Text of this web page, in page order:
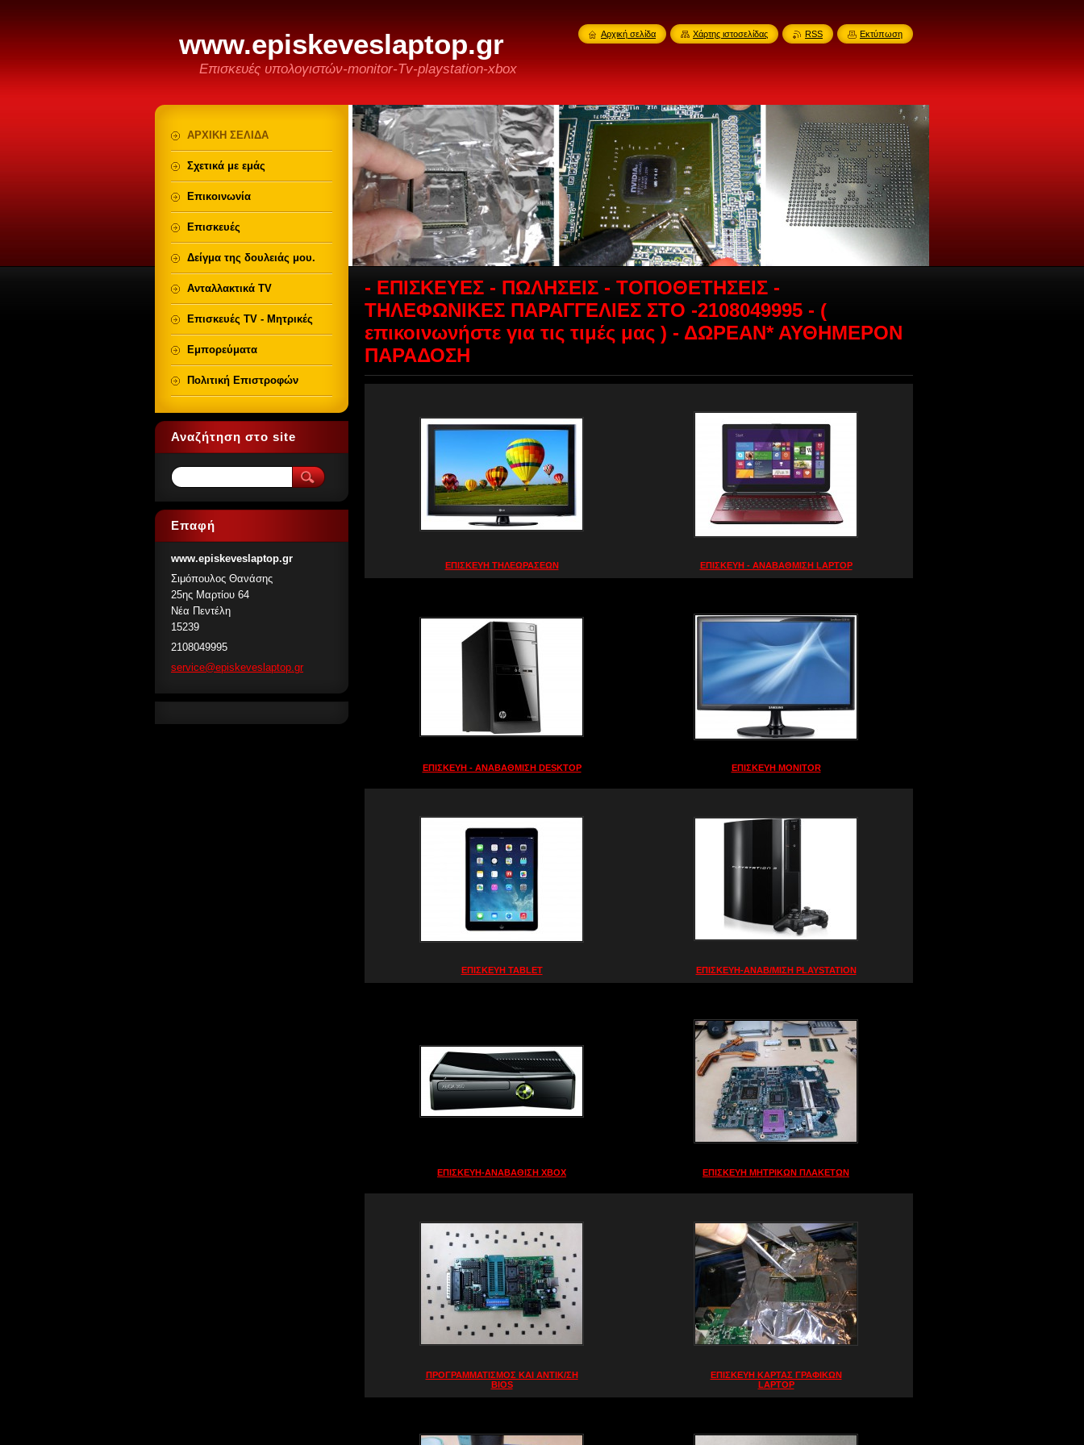
www.episkeveslaptop.gr
Επισκευές υπολογιστών-monitor-Tv-playstation-xbox
- ΕΠΙΣΚΕΥΕΣ - ΠΩΛΗΣΕΙΣ - ΤΟΠΟΘΕΤΗΣΕΙΣ -
ΤΗΛΕΦΩΝΙΚΕΣ ΠΑΡΑΓΓΕΛΙΕΣ ΣΤΟ -2108049995 - (
επικοινωνήστε για τις τιμές μας ) - ΔΩΡΕΑΝ* ΑΥΘΗΜΕΡΟΝ
ΠΑΡΑΔΟΣΗ
ΕΠΙΣΚΕΥΗ ΤΗΛΕΩΡΑΣΕΩΝ ΕΠΙΣΚΕΥΗ - ΑΝΑΒΑΘΜΙΣΗ LAPTOP
ΕΠΙΣΚΕΥΗ - ΑΝΑΒΑΘΜΙΣΗ DESKTOP ΕΠΙΣΚΕΥΗ MONITOR
ΕΠΙΣΚΕΥΗ TABLET ΕΠΙΣΚΕΥΗ-ΑΝΑΒ/ΜΙΣΗ PLAYSTATION
ΕΠΙΣΚΕΥΗ-ΑΝΑΒΑΘΙΣΗ ΧΒΟΧ ΕΠΙΣΚΕΥΗ ΜΗΤΡΙΚΩΝ ΠΛΑΚΕΤΩΝ
ΠΡΟΓΡΑΜΜΑΤΙΣΜΟΣ ΚΑΙ ΑΝΤΙΚ/ΣΗ
BIOS
ΕΠΙΣΚΕΥΗ ΚΑΡΤΑΣ ΓΡΑΦΙΚΩΝ
LAPTOP
ΑΡΧΙΚΗ ΣΕΛΙΔΑ
Σχετικά με εμάς
Επικοινωνία
Επισκευές
Δείγμα της δουλειάς μου.
Ανταλλακτικά TV
Επισκευές TV - Μητρικές
Εμπορεύματα
Πολιτική Επιστροφών
Αναζήτηση στο site
Επαφή
www.episkeveslaptop.gr
Σιμόπουλος Θανάσης
25ης Μαρτίου 64
Νέα Πεντέλη
15239
2108049995
service@episkeveslaptop.gr
Αρχική σελίδα Χάρτης ιστοσελίδας RSS Εκτύπωση